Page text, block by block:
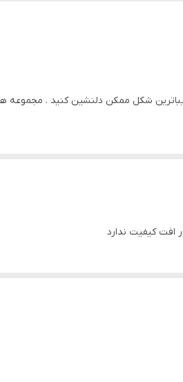
شکل ممکن دلنشین کنید . مجموعه
افت کیفیت ندارد